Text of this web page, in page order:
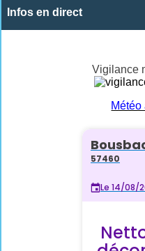
Infos en direct
Vigilance
Météo